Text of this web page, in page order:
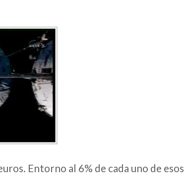
Entorno al 6% de cada uno de esos